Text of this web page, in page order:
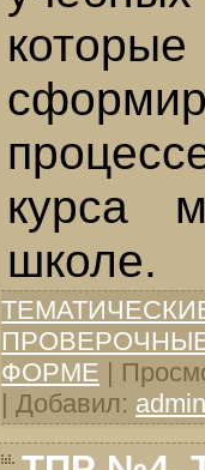
курса
школе.
ФОРМЕ |
| Добавил: admin